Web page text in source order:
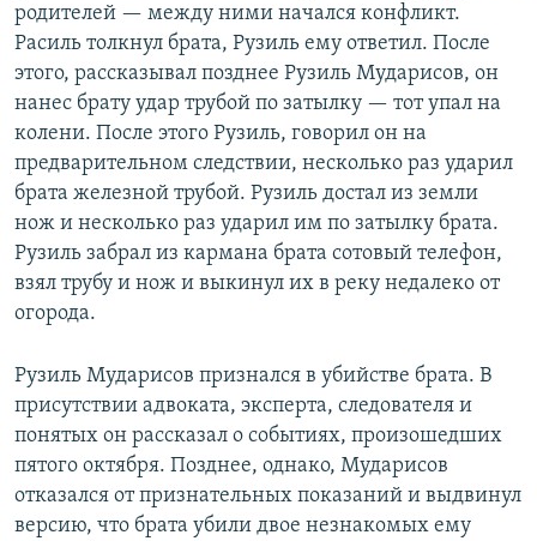
родителей — между ними начался конфликт.
Расиль толкнул брата, Рузиль ему ответил. После
этого, рассказывал позднее Рузиль Мударисов, он
нанес брату удар трубой по затылку — тот упал на
колени. После этого Рузиль, говорил он на
предварительном следствии, несколько раз ударил
брата железной трубой. Рузиль достал из земли
нож и несколько раз ударил им по затылку брата.
Рузиль забрал из кармана брата сотовый телефон,
взял трубу и нож и выкинул их в реку недалеко от
огорода.
Рузиль Мударисов признался в убийстве брата. В
присутствии адвоката, эксперта, следователя и
понятых он рассказал о событиях, произошедших
пятого октября. Позднее, однако, Мударисов
отказался от признательных показаний и выдвинул
версию, что брата убили двое незнакомых ему